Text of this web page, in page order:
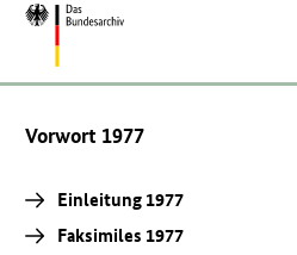
Zur
Vorwort 1977
Einleitung 1977
Faksimiles 1977